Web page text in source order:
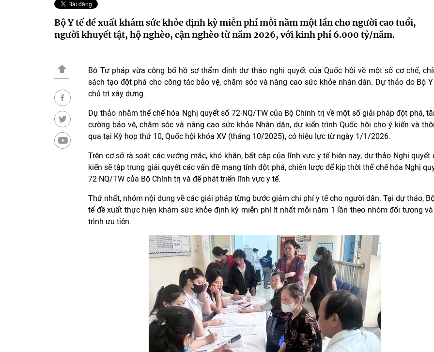
Bộ Y tế đề xuất khám sức khỏe định kỳ miễn phí mỗi năm một lần cho người cao tuổi,
người khuyết tật, hộ nghèo, cận nghèo từ năm 2026, với kinh phí 6.000 tỷ/năm.
Bộ Tư pháp vừa công bố hồ sơ thẩm định dự thảo nghị quyết của Quốc hội về một số cơ chế,
sách tạo đột phá cho công tác bảo vệ, chăm sóc và nâng cao sức khỏe nhân dân. Dự thảo do Bộ
chủ trì xây dựng.
Dự thảo nhằm thể chế hóa Nghị quyết số 72-NQ/TW của Bộ Chính trị về một số giải pháp đột phá,
cường bảo vệ, chăm sóc và nâng cao sức khỏe Nhân dân, dự kiến trình Quốc hội cho ý kiến và
qua tại Kỳ họp thứ 10, Quốc hội khóa XV (tháng 10/2025), có hiệu lực từ ngày 1/1/2026.
Trên cơ sở rà soát các vướng mắc, khó khăn, bất cập của lĩnh vực y tế hiện nay, dự thảo Nghị quyết
kiến sẽ tập trung giải quyết các vấn đề mang tính đột phá, chiến lược để kịp thời thể chế hóa Nghị
72-NQ/TW của Bộ Chính trị và để phát triển lĩnh vực y tế.
Thứ nhất, nhóm nội dung về các giải pháp từng bước giảm chi phí y tế cho người dân. Tại dự thảo,
tế đề xuất thực hiện khám sức khỏe định kỳ miễn phí ít nhất mỗi năm 1 lần theo nhóm đối tượng
trình ưu tiên.